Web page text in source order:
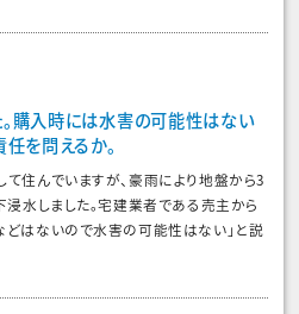
購入時には水害の可能性はない
を問えるか。
住んでいますが、豪雨により地盤から3
水しました。宅建業者である売主から
どはないので水害の可能性はない」と説